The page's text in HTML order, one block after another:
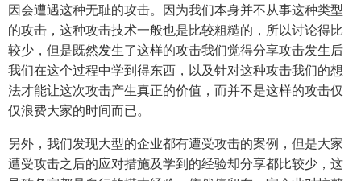
因会遭遇这种无耻的攻击。因为我们本身并不从事这种类型
的攻击，这种攻击技术一般也是比较粗糙的，所以讨论得比
较少，但是既然发生了这样的攻击我们觉得分享攻击发生后
我们在这个过程中学到得东西，以及针对这种攻击我们的想
法才能让这次攻击产生真正的价值，而并不是这样的攻击仅
仅浪费大家的时间而已。
另外，我们发现大型的企业都有遭受攻击的案例，但是大家
遭受攻击之后的应对措施及学到的经验却分享都比较少，这